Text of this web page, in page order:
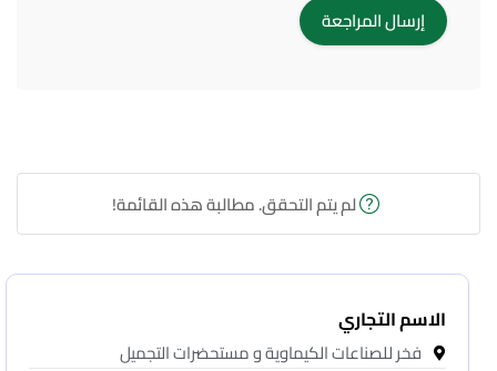
لم يتم التحقق. مطالبة هذه القائمة!
الاسم التجاري
فخر للصناعات الكيماوية و مستحضرات التجميل